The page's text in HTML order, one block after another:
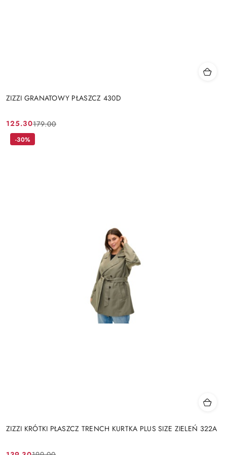
ZIZZI GRANATOWY PŁASZCZ 430D
Cena
promocyjna:
125.30
Cena
przed
179.00
ZIZZI KRÓTKI PŁASZCZ TRENCH KURTKA PLUS SIZE ZIELEŃ 322A
-30%